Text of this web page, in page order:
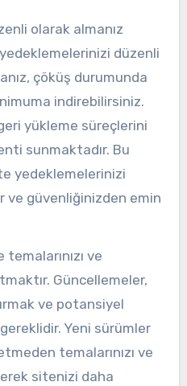
olarak almanız
düzenli
çöküş durumunda
indirebilirsiniz.
yükleme süreçlerini
sunmaktadır. Bu
yedeklemelerinizi
güvenliğinizden emin
ve
Güncellemeler,
ve potansiyel
Yeni sürümler
temalarınızı ve
sitenizi daha